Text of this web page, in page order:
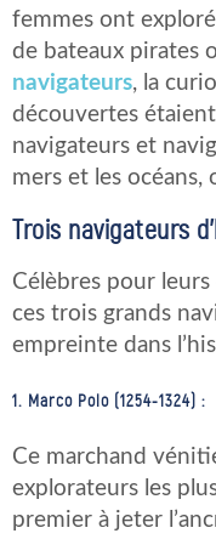
femmes ont
de bateaux pirates
navigateurs, la
découvertes
navigateurs et
mers et les océans,
Trois navigateurs
Célèbres pour
ces trois grands
empreinte dans
1. Marco Polo (1254-1324) :
Ce marchand
explorateurs les
premier à jeter